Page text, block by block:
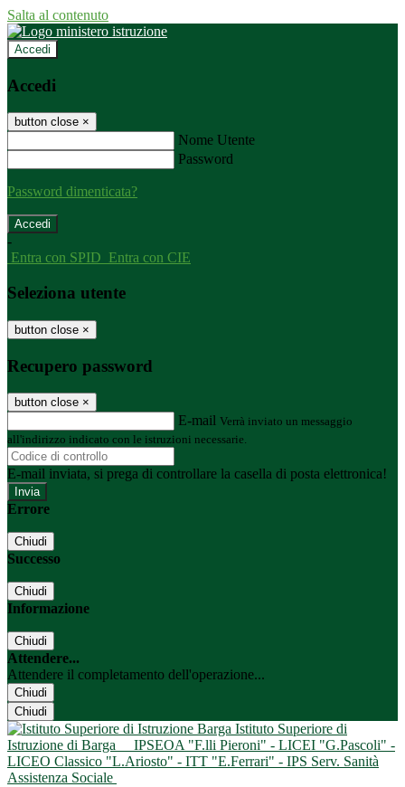
Salta al contenuto
Accedi
Accedi
button close ×
Nome Utente
Password
Password dimenticata?
-
Entra con SPID Entra con CIE
Seleziona utente
button close ×
Recupero password
button close ×
E-mail Verrà inviato un messaggio
all'indirizzo indicato con le istruzioni necessarie.
E-mail inviata, si prega di controllare la casella di posta elettronica!
Errore
Chiudi
Successo
Chiudi
Informazione
Chiudi
Attendere...
Attendere il completamento dell'operazione...
Chiudi
Chiudi
Istituto Superiore di
Istruzione di Barga
IPSEOA "F.lli Pieroni" - LICEI "G.Pascoli" -
LICEO Classico "L.Ariosto" - ITT "E.Ferrari" - IPS Serv. Sanità
Assistenza Sociale